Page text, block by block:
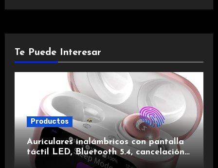
Te Puede Interesar
Productos
Auriculares inalámbricos con pantalla
táctil LED, Bluetooth 5.4, cancelación
de ruido, impermeables y de larga